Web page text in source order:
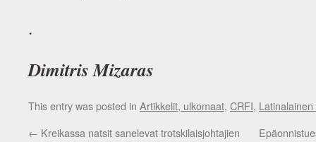
.
Dimitris Mizaras
This entry was posted in Artikkelit, ulkomaat, CRFI,
← Kreikassa natsit sanelevat trotskilaisjohtajien